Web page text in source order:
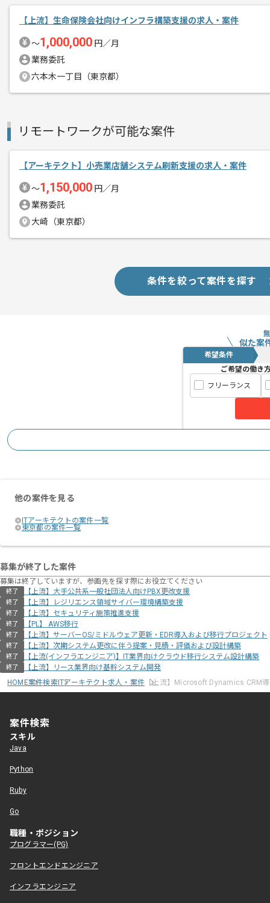
【上流】生命保険会社向けインフラ構築支援の求人・案件
〜1,000,000 円／月
業務委託
六本木一丁目（東京都）
リモートワークが可能な案件
【アーキテクト】小売業店舗システム刷新支援の求人・案件
〜1,150,000 円／月
業務委託
大崎（東京都）
条件を絞って案件を探す
似た案
希望条件
ご希望の働き
フリーランス
他の案件を見る
ITアーキテクトの案件一覧
東京都の案件一覧
募集が終了した案件
募集は終了していますが、参画先を探す際にお役立てください
終了 【上流】大手公共系一般社団法人向けPBX更改支援
終了 【上流】レジリエンス領域サイバー環境構築支援
終了 【上流】セキュリティ施策推進支援
終了 【PL】 AWS移行
終了 【上流】サーバーOS/ミドルウェア更新・EDR導入および移行プロジェクト
終了 【上流】次期システム更改に伴う提案・見積・評価および設計構築
終了 【上流(インフラエンジニア)】IT業界向けクラウド移行システム設計構築
終了
【上流】リース業界向け基幹システム開発
HOME案件検索ITアーキテクト求人・案件 【上流】Microsoft Dynamics CRM
案件検索
スキル
Java
Python
Ruby
Go
職種・ポジション
プログラマー(PG)
フロントエンドエンジニア
インフラエンジニア